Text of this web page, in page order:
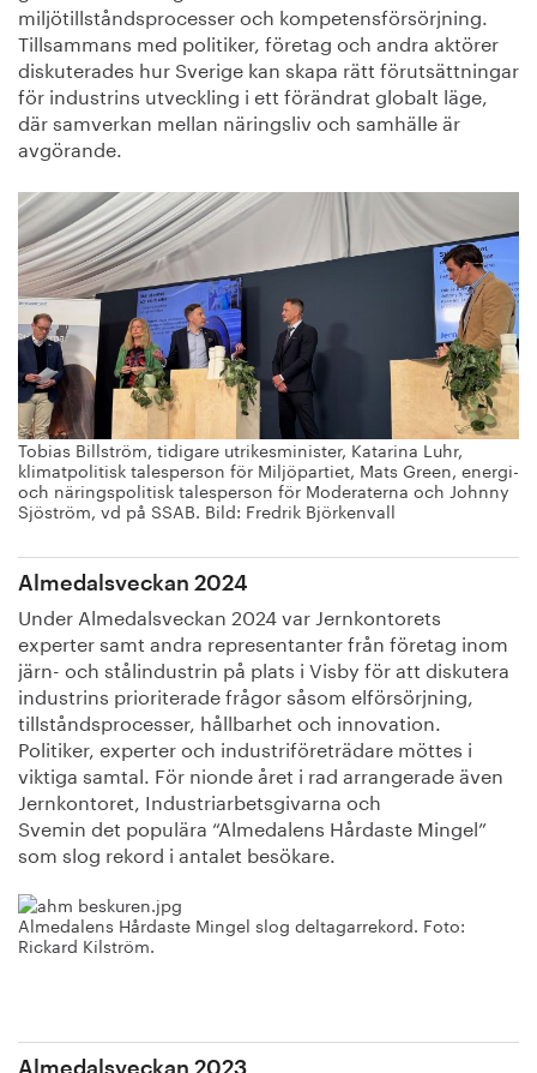
miljötillståndsprocesser och kompetensförsörjning.
Tillsammans med politiker, företag och andra aktörer
diskuterades hur Sverige kan skapa rätt förutsättningar
för industrins utveckling i ett förändrat globalt läge,
där samverkan mellan näringsliv och samhälle är
avgörande.
Tobias Billström, tidigare utrikesminister, Katarina Luhr,
klimatpolitisk talesperson för Miljöpartiet, Mats Green, energi-
och näringspolitisk talesperson för Moderaterna och Johnny
Sjöström, vd på SSAB. Bild: Fredrik Björkenvall
Almedalsveckan 2024
Under Almedalsveckan 2024 var Jernkontorets
expertersamt andra representanter från företag inom
järn- och stålindustrin på plats i Visby för att diskutera
industrins prioriterade frågor såsom elförsörjning,
tillståndsprocesser, hållbarhet och innovation.
Politiker, experter och industriföreträdare möttes i
viktiga samtal. För nionde året i rad arrangerade även
Jernkontoret, Industriarbetsgivarna och
Svemin det populära “Almedalens Hårdaste Mingel”
som slog rekord i antalet besökare.
Almedalens Hårdaste Mingel slog deltagarrekord. Foto:
Rickard Kilström.
Almedalsveckan 2023